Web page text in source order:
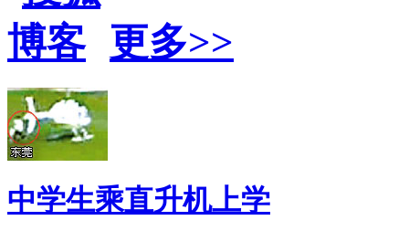
更多>>
中学生乘直升机上学